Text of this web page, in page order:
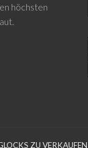
höchsten
ZU VERKAUFEN